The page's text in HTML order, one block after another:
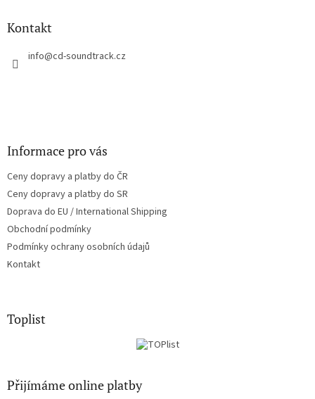
Kontakt
info@cd-soundtrack.cz
Informace pro vás
Ceny dopravy a platby do ČR
Ceny dopravy a platby do SR
Doprava do EU / International Shipping
Obchodní podmínky
Podmínky ochrany osobních údajů
Kontakt
Toplist
Přijímáme online platby